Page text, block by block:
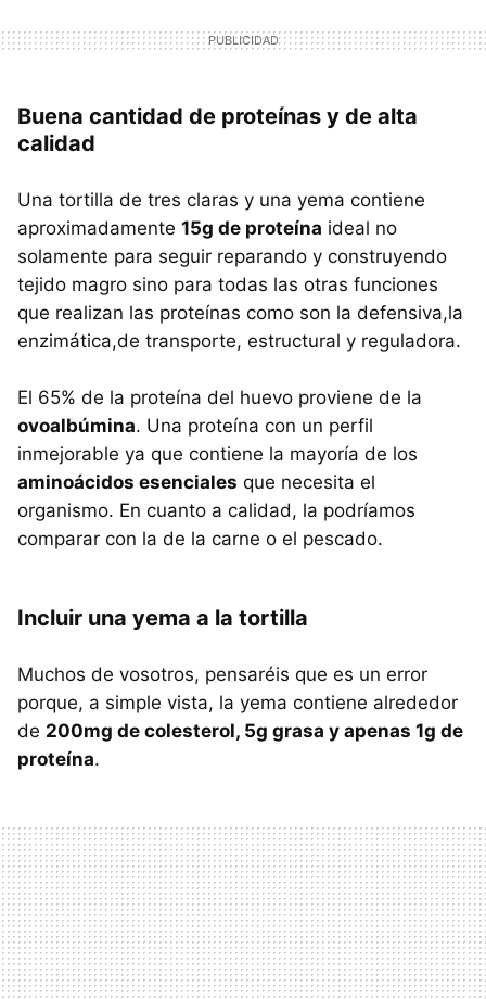
Buena cantidad de proteínas y de alta
calidad
Una tortilla de tres claras y una yema contiene
aproximadamente 15g de proteína ideal no
solamente para seguir reparando y construyendo
tejido magro sino para todas las otras funciones
que realizan las proteínas como son la defensiva,la
enzimática,de transporte, estructural y reguladora.
El 65% de la proteína del huevo proviene de la
ovoalbúmina. Una proteína con un perfil
inmejorable ya que contiene la mayoría de los
aminoácidos esenciales que necesita el
organismo. En cuanto a calidad, la podríamos
comparar con la de la carne o el pescado.
Incluir una yema a la tortilla
Muchos de vosotros, pensaréis que es un error
porque, a simple vista, la yema contiene alrededor
de 200mg de colesterol, 5g grasa y apenas 1g de
proteína.